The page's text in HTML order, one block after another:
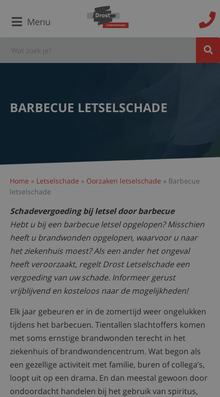
Menu
BARBECUE LETSELSCHADE
Home » Letselschade » Oorzaken letselschade » Barbecue
letselschade
Schadevergoeding bij letsel door barbecue
Hebt u bij een barbecue letsel opgelopen? Misschien
heeft u brandwonden opgelopen, waarvoor u naar
het ziekenhuis moest? Als een ander het ongeval
heeft veroorzaakt, regelt Drost Letselschade een
vergoeding van uw schade. Informeer gerust
vrijblijvend en kosteloos naar de mogelijkheden!
Elk jaar gebeuren er in de zomertijd weer ongelukken
tijdens het barbecuen. Tientallen slachtoffers komen
met soms ernstige brandwonden terecht in het
ziekenhuis of brandwondencentrum. Wat begon als
een gezellige activiteit met familie, buren of collega’s,
loopt uit op een drama. En dan meestal gewoon door
ondoordacht handelen bij het gebruik van spiritus,